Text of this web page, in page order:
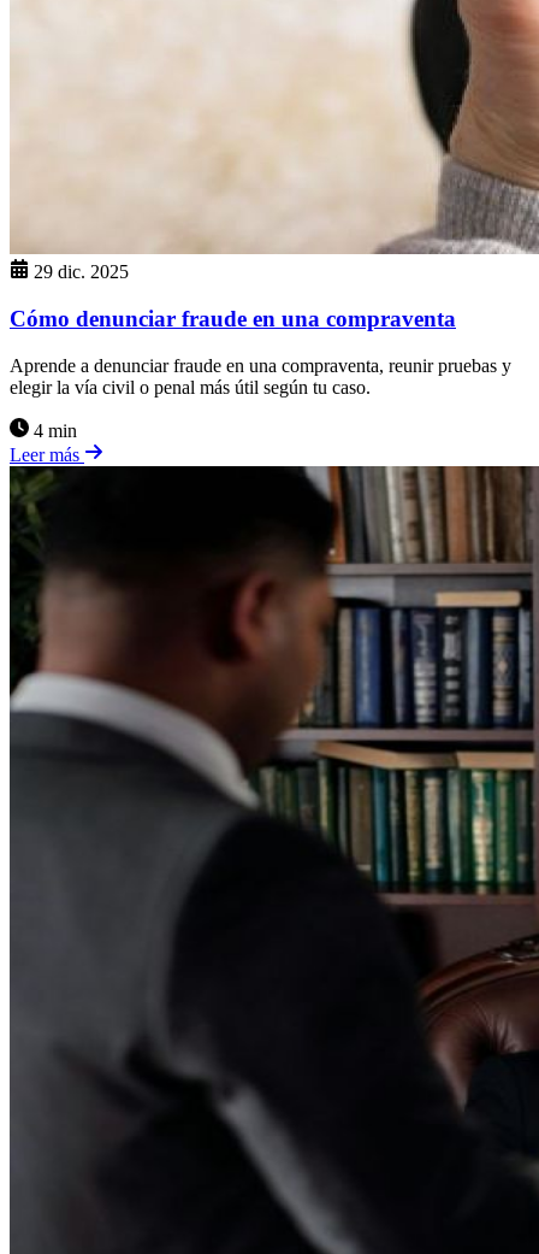
29 dic. 2025
Cómo denunciar fraude en una compraventa
Aprende a denunciar fraude en una compraventa, reunir pruebas y
elegir la vía civil o penal más útil según tu caso.
4 min
Leer más